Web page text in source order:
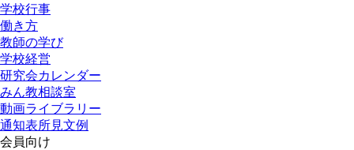
学校行事
働き方
教師の学び
学校経営
研究会カレンダー
みん教相談室
動画ライブラリー
通知表所見文例
会員向け